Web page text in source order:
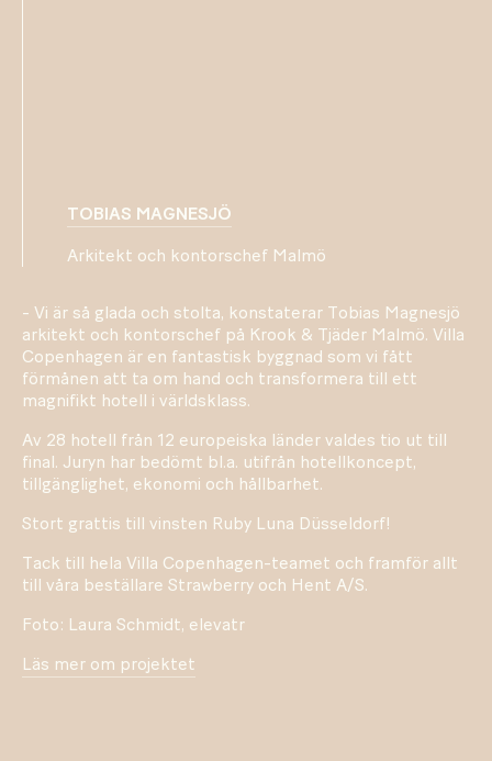
TOBIAS MAGNESJÖ
Arkitekt och kontorschef Malmö
- Vi är så glada och stolta, konstaterar Tobias Magnesjö
arkitekt och kontorschef på Krook & Tjäder Malmö. Villa
Copenhagen är en fantastisk byggnad som vi fått
förmånen att ta om hand och transformera till ett
magnifikt hotell i världsklass.
Av 28 hotell från 12 europeiska länder valdes tio ut till
final. Juryn har bedömt bl.a. utifrån hotellkoncept,
tillgänglighet, ekonomi och hållbarhet.
Stort grattis till vinsten Ruby Luna Düsseldorf!
Tack till hela Villa Copenhagen-teamet och framför allt
till våra beställare Strawberry och Hent A/S.
Foto: Laura Schmidt, elevatr
Läs mer om projektet